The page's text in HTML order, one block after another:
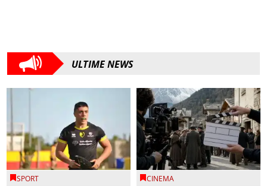
ULTIME NEWS
SPORT CINEMA